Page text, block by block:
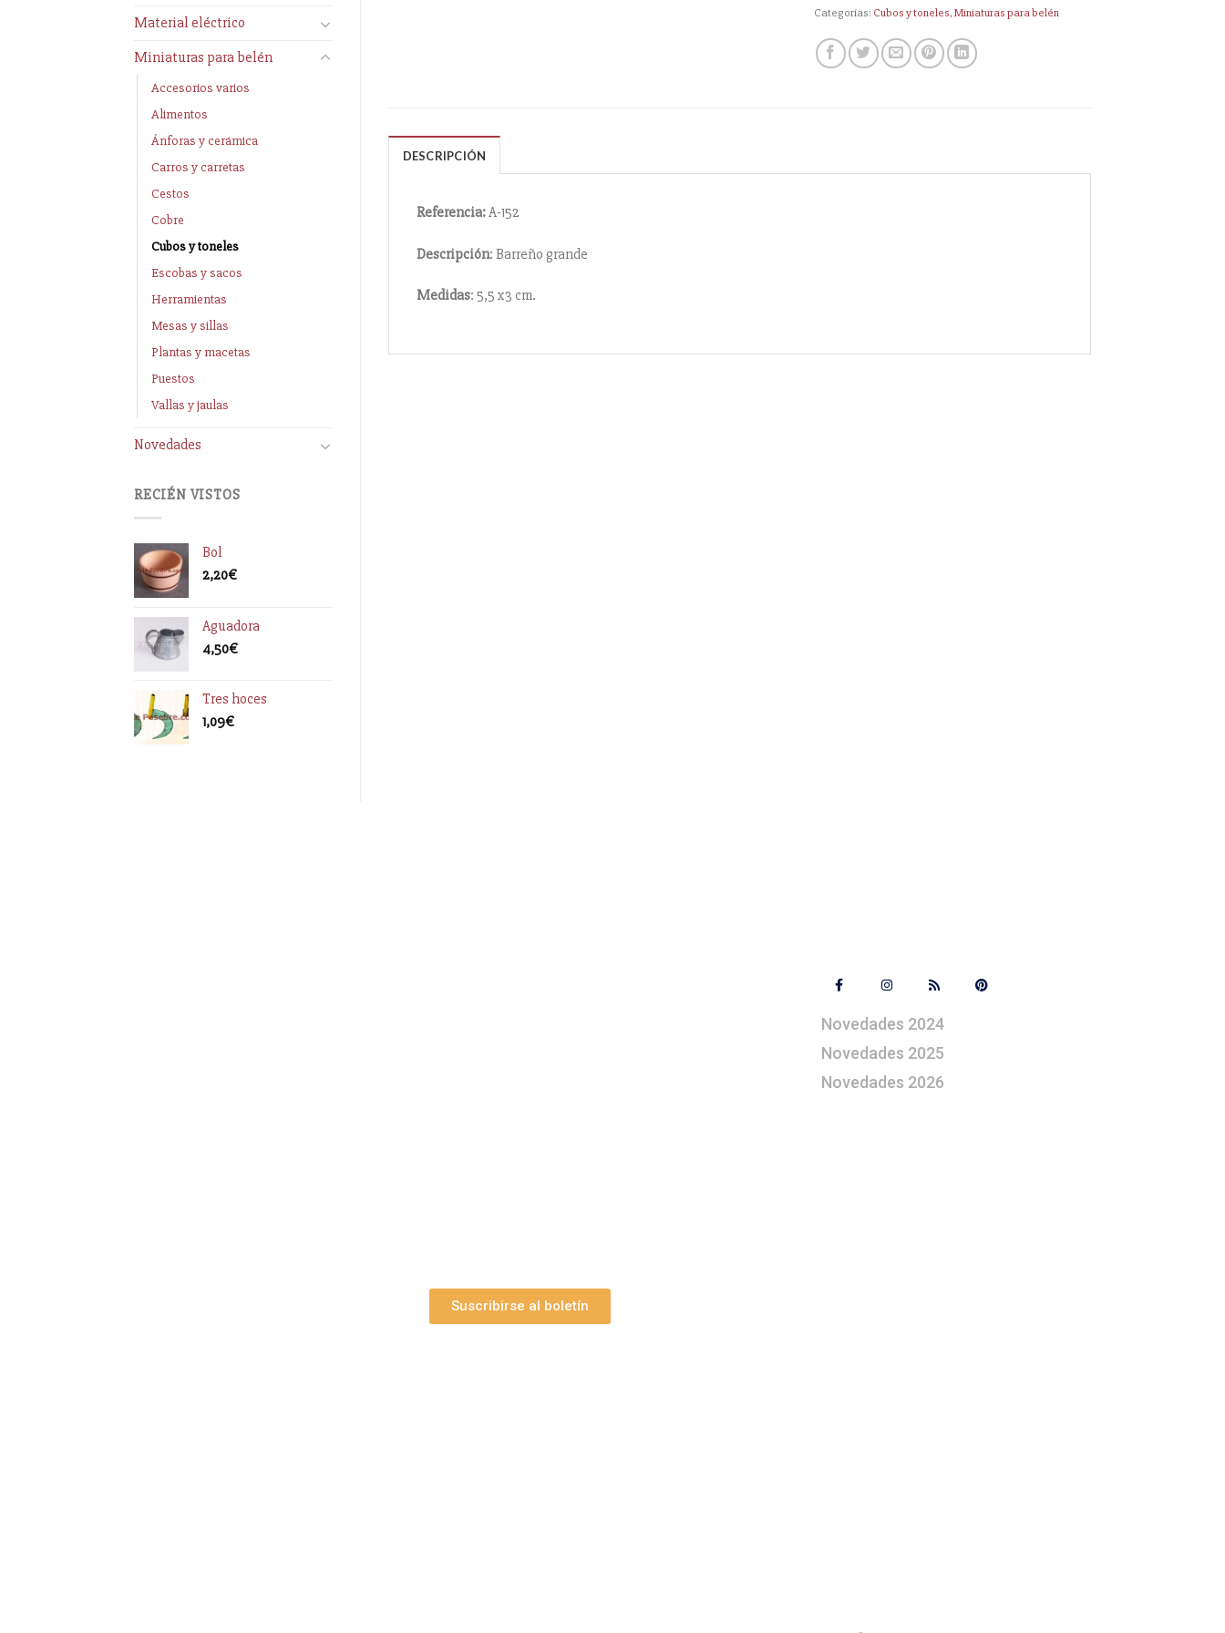
Material eléctrico
Miniaturas para belén
Accesorios varios
Alimentos
Ánforas y cerámica
Carros y carretas
Cestos
Cobre
Cubos y toneles
Escobas y sacos
Herramientas
Mesas y sillas
Plantas y macetas
Puestos
Vallas y jaulas
Novedades
RECIÉN VISTOS
Bol
2,20€
Aguadora
4,50€
Tres hoces
1,09€
Categorías: Cubos y toneles,Miniaturas para belén
DESCRIPCIÓN
Referencia:A-152
Descripción: Barreño grande
Medidas: 5,5 x3 cm.
Novedades 2024
Novedades 2025
Novedades 2026
Suscribirse al boletín